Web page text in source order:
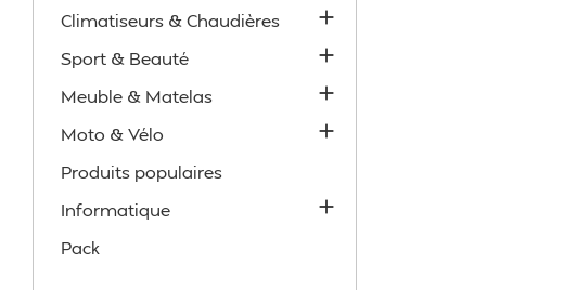
Climatiseurs & Chaudières 
Sport & Beauté 
Meuble & Matelas 
Moto & Vélo 
Produits populaires
Informatique

Pack